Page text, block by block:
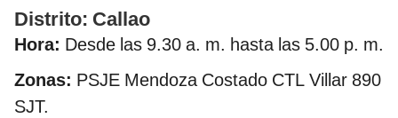
Distrito: Callao
Hora: Desde las 9.30 a. m. hasta las 5.00 p. m.
Zonas: PSJE Mendoza Costado CTL Villar 890
SJT.